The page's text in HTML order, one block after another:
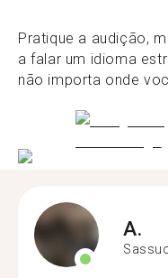
Pratique a audição,
a falar um idioma
não importa onde
A.